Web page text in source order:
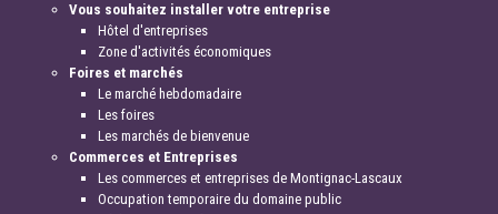
Vous souhaitez installer votre entreprise
Hôtel d'entreprises
Zone d'activités économiques
Foires et marchés
Le marché hebdomadaire
Les foires
Les marchés de bienvenue
Commerces et Entreprises
Les commerces et entreprises de Montignac-Lascaux
Occupation temporaire du domaine public